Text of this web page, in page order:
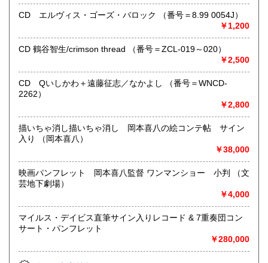
す。 ご容赦下さい。
●当店は古書以外にも様々な商品を取り扱っています。下記
沿線名：東急田園都市線
最寄駅：三軒茶屋駅北出口Aから下北沢方面へ6分 ゴリラビ
ルの向かい 小田急バス太子堂停留所前
営業時間：平日=10:00〜19:00 日曜・祭日=12:00～18:00
定休日：火曜日
書籍の買取について
店頭買取り、出張買取りを承っております。
お気軽にご相談下さい。
取り扱い分野
一般（その他）
アナログ・レコードやCDなどの音楽・音声・映像メディア
CD エルヴィス・ゴーズ・バロック （番号＝8.99 0054J）
￥1,200
CD 鶴谷智生/crimson thread （番号＝ZCL-019～020）
￥2,500
CD Qいしかわ＋遠藤征志／なかよし （番号＝WNCD-
2262）
￥2,800
描いちゃ消し描いちゃ消し 岡本喜八の絵コンテ帖 サイン
入り （岡本喜八）
￥38,000
映画パンフレット 岡本喜八監督 ワンマンショー 小判 （文
芸地下劇場）
￥4,000
マイルス・デイビス直筆サイン入りレコード & 7重奏団コン
サート・パンフレット
￥280,000